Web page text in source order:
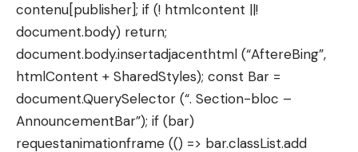
contenu[publisher]; if (! htmlcontent ||!
document.body) return;
document.body.insertadjacenthtml (“AftereBing”,
htmlContent + SharedStyles); const Bar =
document.QuerySelector (“. Section-bloc –
AnnouncementBar”); if (bar)
requestanimationframe (() => bar.classList.add